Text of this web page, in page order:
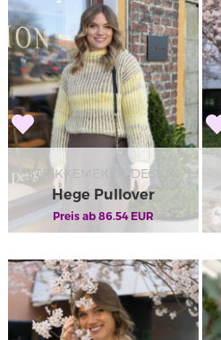
STRIKKEMEKKA DESIGN
Hege Pullover
Preis ab 86.54EUR